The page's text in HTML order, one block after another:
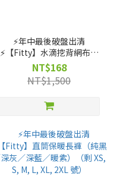
⚡️年中最後破盤出清
⚡️【Fitty】水滴挖背網布拼
接上衣－天海藍（剩 XS, S,
M, L 號）
NT$168
NT$1,500